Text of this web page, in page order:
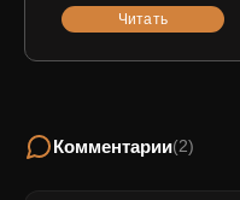
Читать
Комментарии(2)